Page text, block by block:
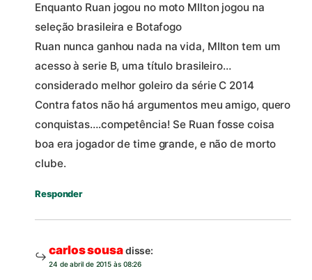
Enquanto Ruan jogou no moto MIlton jogou na
seleção brasileira e Botafogo
Ruan nunca ganhou nada na vida, MIlton tem um
acesso à serie B, uma título brasileiro…
considerado melhor goleiro da série C 2014
Contra fatos não há argumentos meu amigo, quero
conquistas….competência! Se Ruan fosse coisa
boa era jogador de time grande, e não de morto
clube.
Responder
carlos sousadisse:
24 de abril de 2015 às 08:26